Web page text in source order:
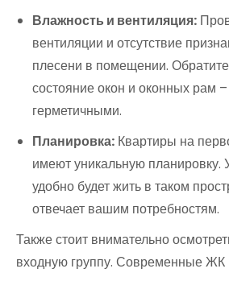
Влажность и вентиляция:
вентиляции и отсутствие
плесени в помещении.
состояние окон и оконных рам
герметичными.
Планировка: Квартиры на
имеют уникальную планировку.
удобно будет жить в таком
отвечает вашим потребностям.
Также стоит внимательно
входную группу. Современные ЖК